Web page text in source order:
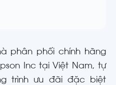
phân phối chính hãng
Inc tại Việt Nam, tự
trình ưu đãi đặc biệt